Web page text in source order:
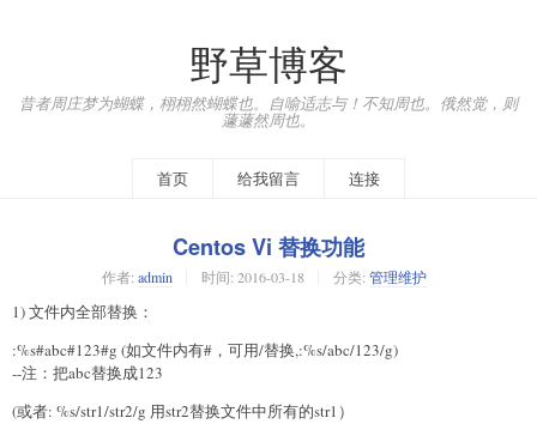
野草博客
昔者周庄梦为蝴蝶，栩栩然蝴蝶也。自喻适志与！不知周也。俄然觉，则
蘧蘧然周也。
首页 给我留言 连接
Centos Vi 替换功能
作者: admin 时间: 2016-03-18 分类: 管理维护
1) 文件内全部替换：
:%s#abc#123#g (如文件内有#，可用/替换,:%s/abc/123/g)
--注：把abc替换成123
(或者: %s/str1/str2/g 用str2替换文件中所有的str1）